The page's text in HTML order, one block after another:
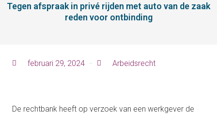
Tegen afspraak in privé rijden met auto van de zaak
reden voor ontbinding
februari 29, 2024 Arbeidsrecht
De rechtbank heeft op verzoek van een werkgever de